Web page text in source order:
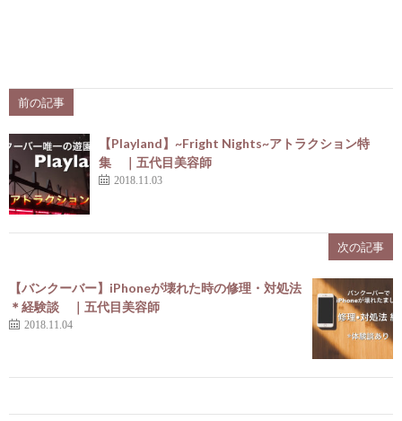
前の記事
【Playland】~Fright Nights~アトラクション特
集 ｜五代目美容師
2018.11.03
次の記事
【バンクーバー】iPhoneが壊れた時の修理・対処法
＊経験談 ｜五代目美容師
2018.11.04